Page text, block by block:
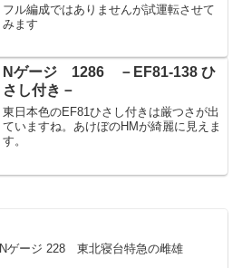
フル編成ではありませんが試運転させて
みます
Nゲージ 1286 －EF81-138 ひ
さし付き－
東日本色のEF81ひさし付きは厳つさが出
ていますね。あけぼのHMが綺麗に見えま
す。
Nゲージ 228 東北寝台特急の雌雄